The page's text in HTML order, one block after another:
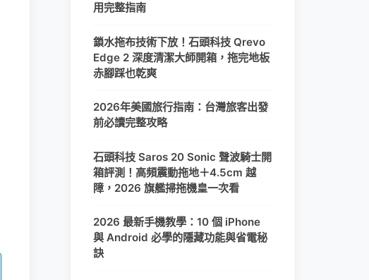
用完整指南
鎖水拖布技術下放！石頭科技 Qrevo
Edge 2 深度清潔大師開箱，拖完地板
赤腳踩也乾爽
2026年美國旅行指南：台灣旅客出發
前必讀完整攻略
石頭科技 Saros 20 Sonic 聲波騎士開
箱評測！高頻震動拖地＋4.5cm 越
障，2026 旗艦掃拖機皇一次看
2026 最新手機教學：10 個 iPhone
與 Android 必學的隱藏功能與省電秘
訣